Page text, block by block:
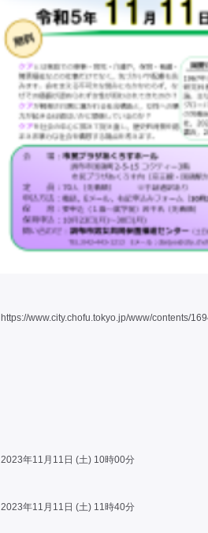
https://www.city.chofu.tokyo.jp/www/contents/
2023年11月11日 (土) 10時00分
2023年11月11日 (土) 11時40分